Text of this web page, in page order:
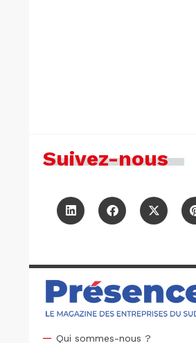
Suivez-nous
Qui sommes-nous ?